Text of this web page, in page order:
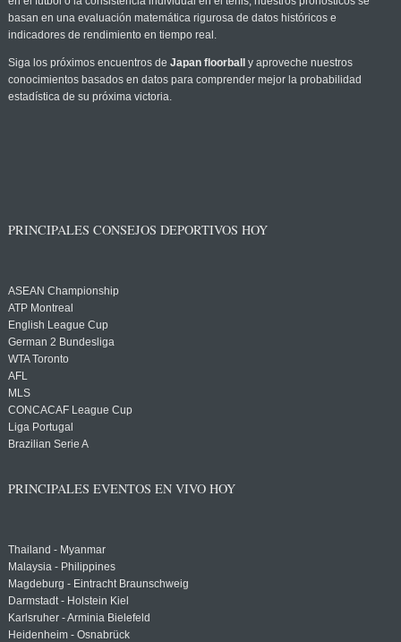
basan en una evaluación matemática rigurosa de datos históricos e
indicadores de rendimiento en tiempo real.
Siga los próximos encuentros de Japan floorball
y aproveche nuestros
conocimientos basados en datos para comprender mejor la probabilidad
estadística de su próxima victoria.
PRINCIPALES CONSEJOS DEPORTIVOS HOY
ASEAN Championship
ATP Montreal
English League Cup
German 2 Bundesliga
WTA Toronto
AFL
MLS
CONCACAF League Cup
Liga Portugal
Brazilian Serie A
PRINCIPALES EVENTOS EN VIVO HOY
Thailand - Myanmar
Malaysia - Philippines
Magdeburg - Eintracht Braunschweig
Darmstadt - Holstein Kiel
Karlsruher - Arminia Bielefeld
Heidenheim - Osnabrück